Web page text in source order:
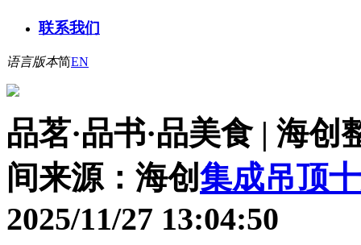
联系我们
语言版本简EN
品茗·品书·品美食 | 海
间来源：海创集成吊顶
2025/11/27 13:04:50